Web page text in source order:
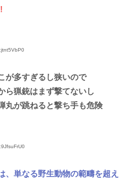
が多すぎるし狭いので
ら猟銃はまず撃てないし
丸が跳ねると撃ち手も危険
、単なる野生動物の範疇を超え